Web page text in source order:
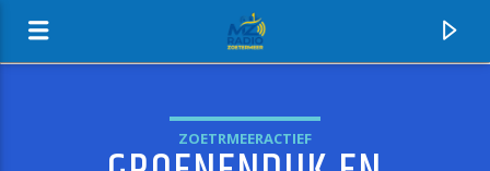
MZ-RADIO
ZOETRMEERACTIEF